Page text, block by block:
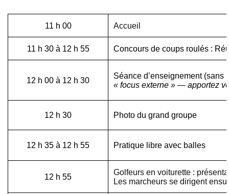
11 h 00 Accueil
11 h 30 à 12 h 55 Concours de coups roulés :
12 h 00 à 12 h 30
Séance d’enseignement (sans
« focus externe » — apportez
12 h 30 Photo du grand groupe
12 h 35 à 12 h 55 Pratique libre avec balles
12 h 55
Golfeurs en voiturette :
Les marcheurs se dirigent